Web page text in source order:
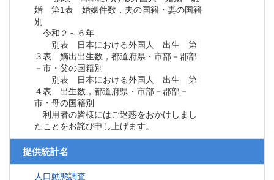
婚 第1表 婚姻件数，夫の国籍・妻の国籍
別
令和２～６年
別表 日本における外国人 出生 第
３表 嫡出出生数，都道府県・市部－郡部
－市・父の国籍別
別表 日本における外国人 出生 第
４表 出生数，都道府県・市部－郡部－
市・母の国籍別
利用者の皆様にはご迷惑をおかけしまし
たことをお詫び申し上げます。
提供統計名
人口動態調査